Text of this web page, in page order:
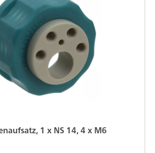
1 x NS 14, 4 x M6